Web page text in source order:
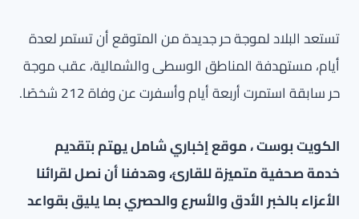
تستعد البلاد لموجة حر جديدة من المتوقع أن تستمر لعدة
أيام، مستهدفة المناطق الوسطى والشمالية، عقب موجة
حر سابقة استمرت أربعة أيام وأسفرت عن وفاة 212 شخصًا.
الكويت بوست ، موقع إخباري شامل يهتم بتقديم
خدمة صحفية متميزة للقارئ، وهدفنا أن نصل لقرائنا
الأعزاء بالخبر الأدق والأسرع والحصري بما يليق بقواعد